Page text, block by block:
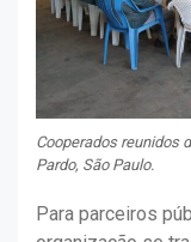
Cooperados reunidos
Pardo, São Paulo.
Para parceiros